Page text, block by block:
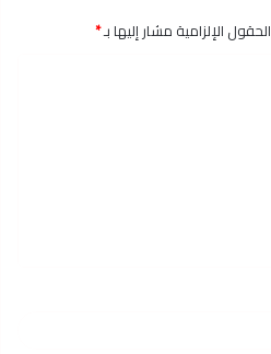
الحقول الإلزامية مشار إليها بـ*